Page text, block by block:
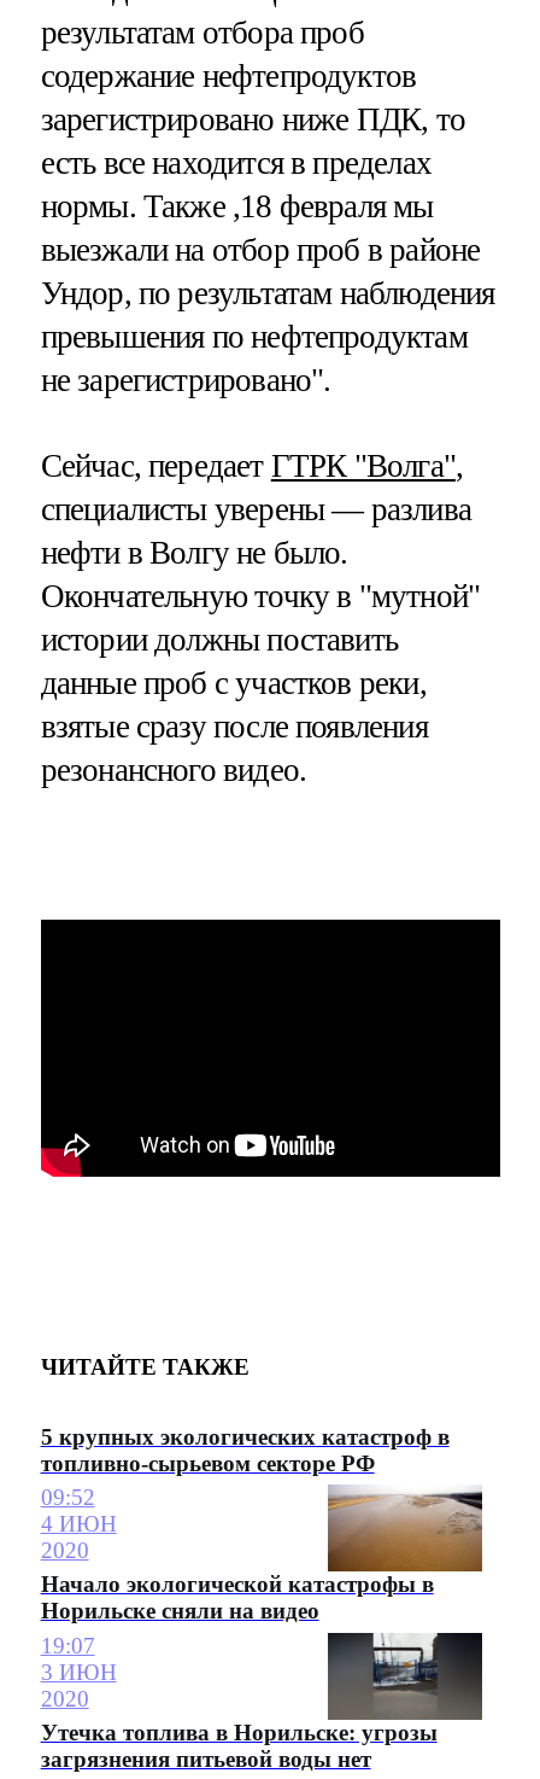
результатам отбора проб
содержание нефтепродуктов
зарегистрировано ниже ПДК, то
есть все находится в пределах
нормы. Также ,18 февраля мы
выезжали на отбор проб в районе
Ундор, по результатам наблюдения
превышения по нефтепродуктам
не зарегистрировано".
Сейчас, передает ГТРК "Волга",
специалисты уверены — разлива
нефти в Волгу не было.
Окончательную точку в "мутной"
истории должны поставить
данные проб с участков реки,
взятые сразу после появления
резонансного видео.
ЧИТАЙТЕ ТАКЖЕ
5 крупных экологических катастроф в
топливно-сырьевом секторе РФ
09:52
4 ИЮН
2020
Начало экологической катастрофы в
Норильске сняли на видео
19:07
3 ИЮН
2020
Утечка топлива в Норильске: угрозы
загрязнения питьевой воды нет